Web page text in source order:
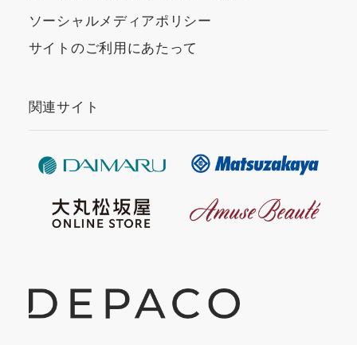
ソーシャルメディアポリシー
サイトのご利用にあたって
関連サイト